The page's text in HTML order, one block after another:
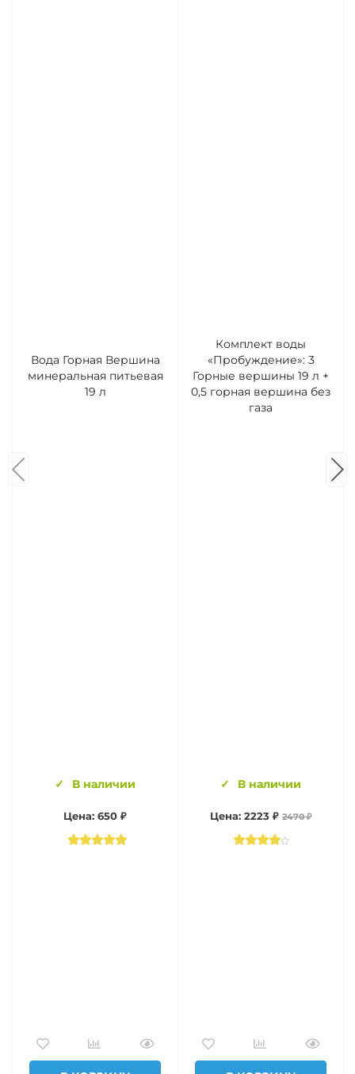
Вода Горная Вершина
минеральная питьевая
19 л
В наличии
Цена: 650 ₽
Комплект воды
«Пробуждение»: 3
Горные вершины 19 л +
0,5 горная вершина без
газа
В наличии
Цена: 2223 ₽ 2470 ₽